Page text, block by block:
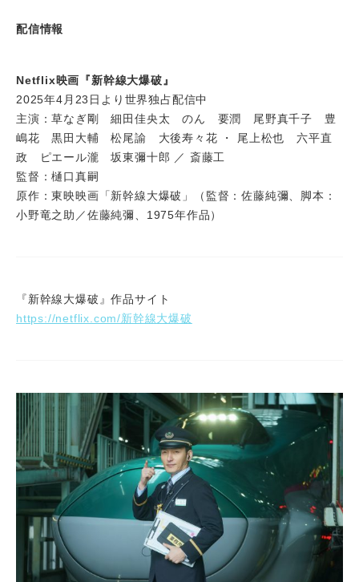
配信情報
Netflix映画『新幹線大爆破』
2025年4月23日より世界独占配信中
主演：草なぎ剛 細田佳央太 のん 要潤 尾野真千子 豊
嶋花 黒田大輔 松尾諭 大後寿々花 ・ 尾上松也 六平直
政 ピエール瀧 坂東彌十郎 ／ 斎藤工
監督：樋口真嗣
原作：東映映画「新幹線大爆破」（監督：佐藤純彌、脚本：
小野竜之助／佐藤純彌、1975年作品）
『新幹線大爆破』作品サイト
https://netflix.com/新幹線大爆破